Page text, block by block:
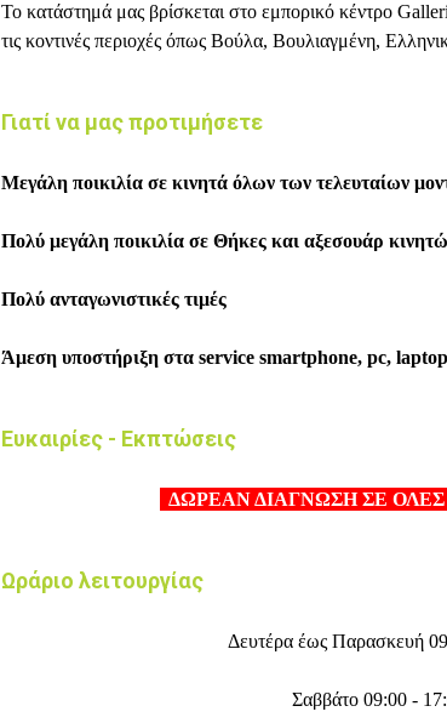
Το κατάστημά μας βρίσκεται στο εμπορικό κέντρο
τις κοντινές περιοχές όπως Βούλα, Βουλιαγμένη,
Γιατί να μας προτιμήσετε
Μεγάλη ποικιλία σε κινητά όλων των τελευταίων
Πολύ μεγάλη ποικιλία σε Θήκες και αξεσουάρ
Πολύ ανταγωνιστικές τιμές
Άμεση υποστήριξη στα service smartphone, pc,
Ευκαιρίες - Εκπτώσεις
ΔΩΡΕΑΝ ΔΙΑΓΝΩΣΗ ΣΕ
Ωράριο λειτουργίας
Δευτέρα έως Παρασκευή
Σαββάτο 09:00 -